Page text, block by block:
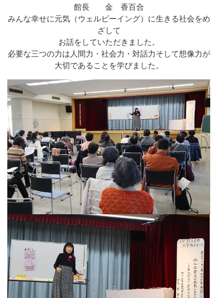
館長 金 香百合
みんな幸せに元気（ウェルビーイング）に生きる社会をめ
ざして
お話をしていただきました。
必要な三つの力は人間力・社会力・対話力そして想像力が
大切であることを学びました。